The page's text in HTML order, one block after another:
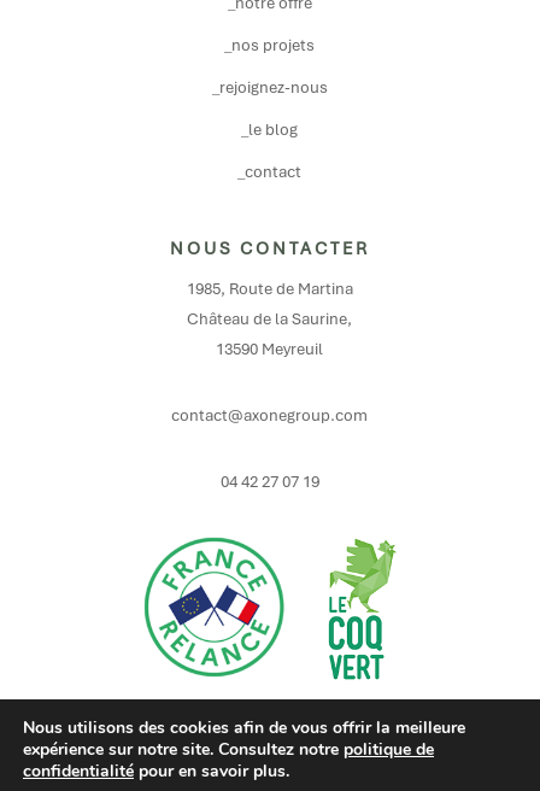
_nos projets
_rejoignez-nous
_le blog
_contact
NOUS CONTACTER
1985, Route de Martina
Château de la Saurine,
13590 Meyreuil
contact@axonegroup.com
04 42 27 07 19
© 2026 AXONE –Mentions légales
Nous utilisons des cookies afin de vous offrir la meilleure
expérience sur notre site. Consultez notre politique de
confidentialité pour en savoir plus.